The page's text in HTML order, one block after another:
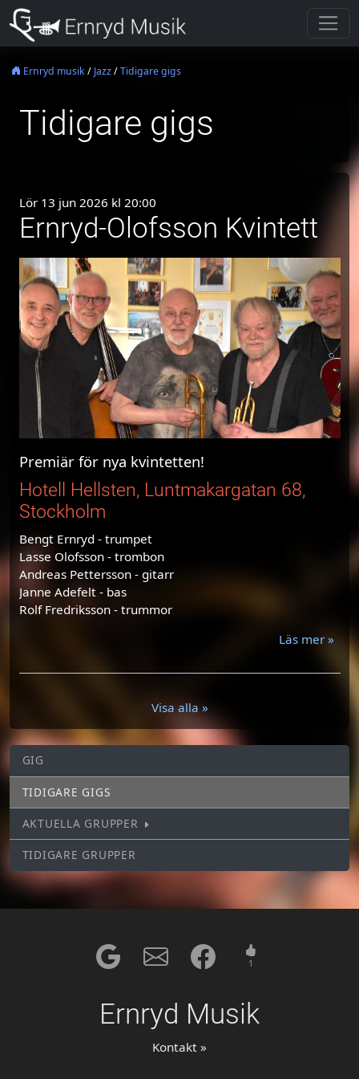
Ernryd musik/ Jazz/Tidigare gigs
Tidigare gigs
Lör 13 jun 2026 kl 20:00
Ernryd-Olofsson Kvintett
Premiär för nya kvintetten!
Hotell Hellsten, Luntmakargatan 68,
Stockholm
Bengt Ernryd - trumpet
Lasse Olofsson - trombon
Andreas Pettersson - gitarr
Janne Adefelt - bas
Rolf Fredriksson - trummor
Läs mer »
Visa alla »
GIG
TIDIGARE GIGS
AKTUELLA GRUPPER
TIDIGARE GRUPPER
1
Ernryd Musik
Kontakt »